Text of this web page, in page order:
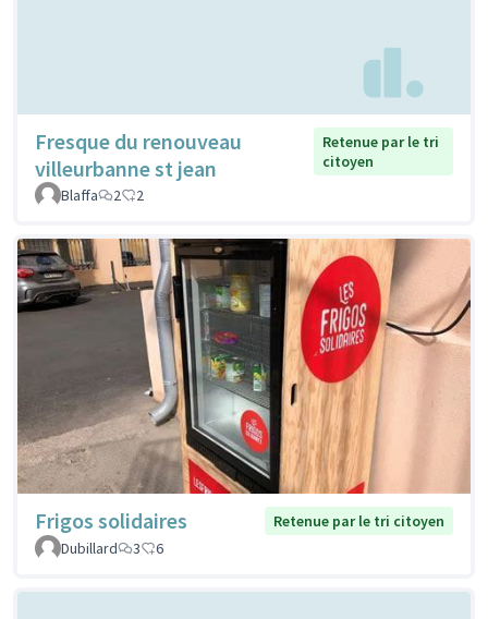
Fresque du renouveau
villeurbanne st jean
Retenue par le tri
citoyen
Blaffa
2 2
Frigos solidaires
Retenue par le tri citoyen
Dubillard
3 6